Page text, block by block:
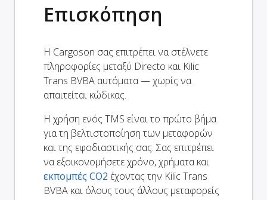
Επισκόπηση
Η Cargoson σας επιτρέπει να στέλνετε
πληροφορίες μεταξύ Directo και Kilic
Trans BVBA αυτόματα — χωρίς να
απαιτείται κώδικας.
Η χρήση ενός TMS είναι το πρώτο βήμα
για τη βελτιστοποίηση των μεταφορών
και της εφοδιαστικής σας. Σας επιτρέπει
να εξοικονομήσετε χρόνο, χρήματα και
εκπομπές CO2 έχοντας την Kilic Trans
BVBA και όλους τους άλλους μεταφορείς